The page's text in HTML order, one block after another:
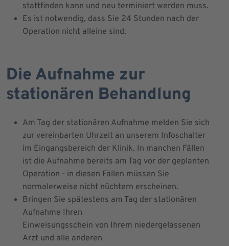
stattfinden kann und neu terminiert werden muss.
Es ist notwendig, dass Sie 24 Stunden nach der
Operation nicht alleine sind.
Die Aufnahme zur
stationären Behandlung
Am Tag der stationären Aufnahme melden Sie sich
zur vereinbarten Uhrzeit an unserem Infoschalter
im Eingangsbereich der Klinik. In manchen Fällen
ist die Aufnahme bereits am Tag vor der geplanten
Operation - in diesen Fällen müssen Sie
normalerweise nicht nüchtern erscheinen.
Bringen Sie spätestens am Tag der stationären
Aufnahme Ihren
Einweisungsschein von Ihrem niedergelassenen
Arzt und alle anderen